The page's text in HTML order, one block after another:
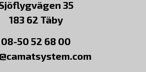
35
183 62 Täby
08-50 52 68 00